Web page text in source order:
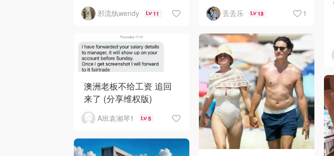
邪流纨wendy 11 丢丢乐 13 1
澳洲老板不给工资 追回
来了 (分享维权版)
A班袁湘琴1 5